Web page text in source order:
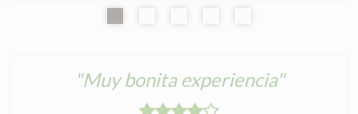
"Muy bonita experiencia"